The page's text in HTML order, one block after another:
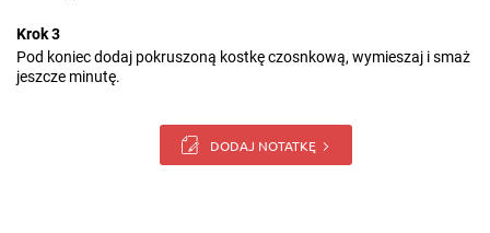
Krok 3
Pod koniec dodaj pokruszoną kostkę czosnkową, wymieszaj i smaż
jeszcze minutę.
DODAJ NOTATKĘ